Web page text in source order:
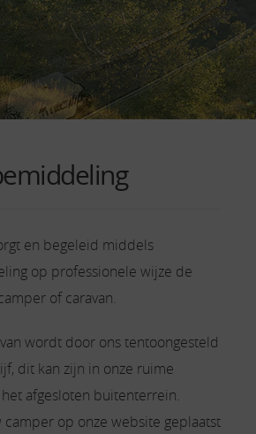
en begeleid middels
op professionele wijze de
of caravan.
wordt door ons tentoongesteld
dit kan zijn in onze ruime
afgesloten buitenterrein.
op onze website geplaatst